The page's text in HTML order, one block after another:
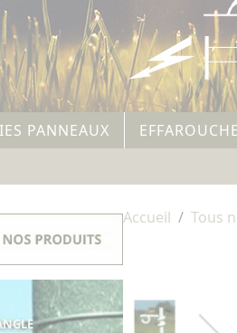
PANNEAUX
Accueil Tous